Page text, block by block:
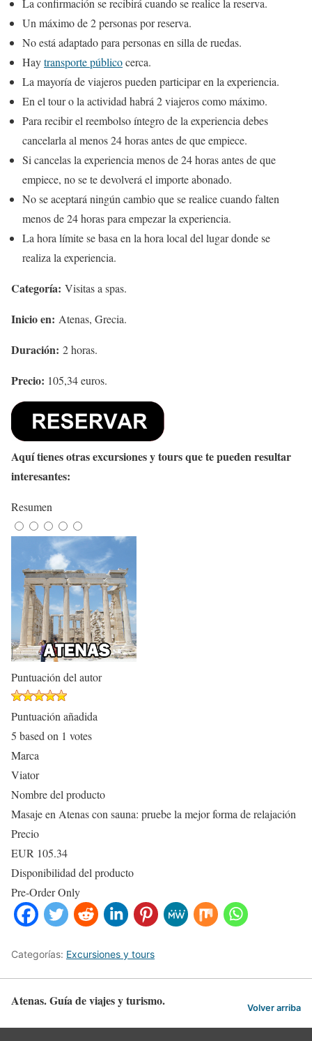
La confirmación se recibirá cuando se realice la reserva.
Un máximo de 2 personas por reserva.
No está adaptado para personas en silla de ruedas.
Haytransporte públicocerca.
La mayoría de viajeros pueden participar en la experiencia.
En el tour o la actividad habrá 2 viajeros como máximo.
Para recibir el reembolso íntegro de la experiencia debes
cancelarla al menos 24 horas antes de que empiece.
Si cancelas la experiencia menos de 24 horas antes de que
empiece, no se te devolverá el importe abonado.
No se aceptará ningún cambio que se realice cuando falten
menos de 24 horas para empezar la experiencia.
La hora límite se basa en la hora local del lugar donde se
realiza la experiencia.
Categoría: Visitas a spas.
Inicio en: Atenas, Grecia.
Duración: 2 horas.
Precio: 105,34 euros.
Aquí tienes otras excursiones y tours que te pueden resultar
interesantes:
Resumen
Puntuación del autor
Puntuación añadida
5 based on 1 votes
Marca
Viator
Nombre del producto
Masaje en Atenas con sauna: pruebe la mejor forma de relajación
Precio
EUR 105.34
Disponibilidad del producto
Pre-Order Only
Categorías: Excursiones y tours
Atenas. Guía de viajes y turismo. Volver arriba